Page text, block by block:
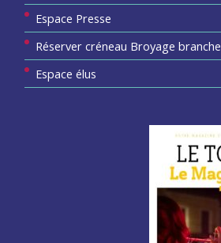
Espace Presse
Réserver créneau Broyage branche
Espace élus